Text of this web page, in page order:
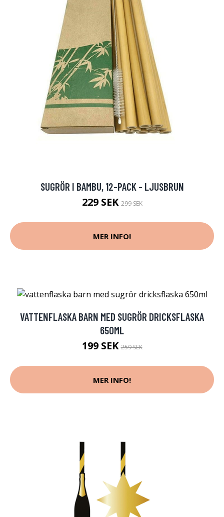
SUGRÖR I BAMBU, 12-PACK - LJUSBRUN
229 SEK299 SEK
MER INFO!
VATTENFLASKA BARN MED SUGRÖR DRICKSFLASKA
650ML
199 SEK259 SEK
MER INFO!